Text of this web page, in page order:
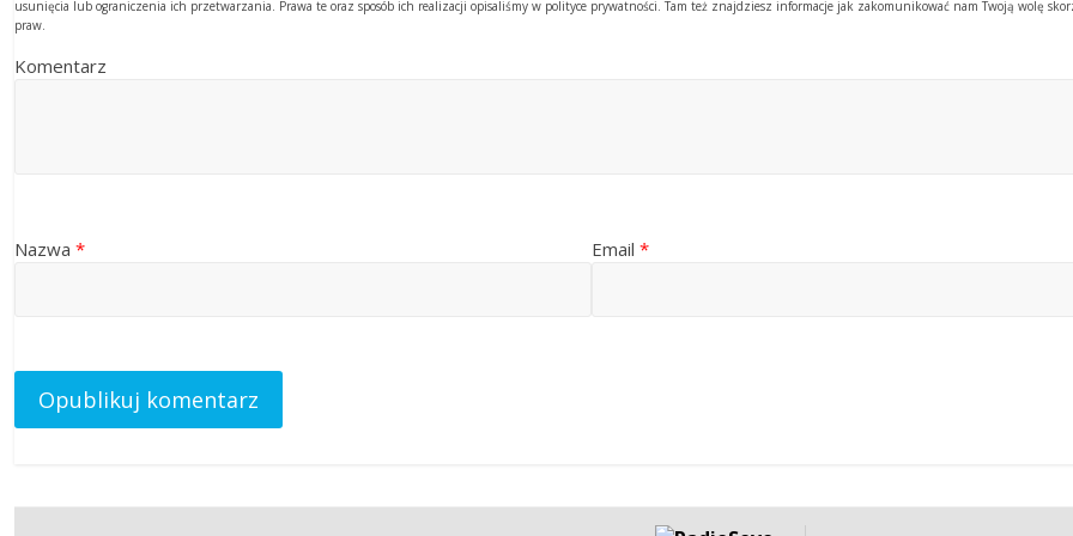
usunięcia lub ograniczenia ich przetwarzania. Prawa te oraz sposób ich realizacji opisaliśmy w polityce prywatności. Tam też znajdziesz informacje jak zakomunikować nam Twoją wolę
praw.
Komentarz
Nazwa * Email *